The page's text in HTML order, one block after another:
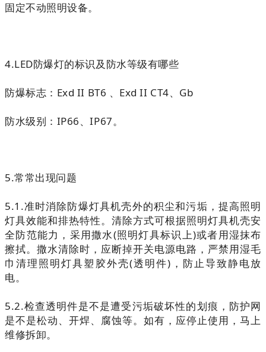
固定不动照明设备。
4.LED防爆灯的标识及防水等级有哪些
防爆标志：Exd II BT6 、Exd II CT4、Gb
防水级别：IP66、IP67。
5.常常出现问题
5.1.准时消除防爆灯具机壳外的积尘和污垢，提高照明
灯具效能和排热特性。清除方式可根据照明灯具机壳安
全防范能力，采用撒水(照明灯具标识上)或者用湿抹布
擦拭。撒水清除时，应断掉开关电源电路，严禁用湿毛
巾清理照明灯具塑胶外壳(透明件)，防止导致静电放
电。
5.2.检查透明件是不是遭受污垢破坏性的划痕，防护网
是不是松动、开焊、腐蚀等。如有，应停止使用，马上
维修拆卸。